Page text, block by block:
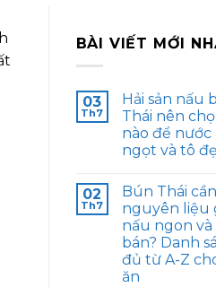
BÀI VIẾT MỚI
03
Th7
Hải sản nấu
Thái nên
nào để
ngọt và tô
02
Th7
Bún Thái cần
nguyên liệu
nấu ngon và
bán? Danh
đủ từ A-Z
ăn